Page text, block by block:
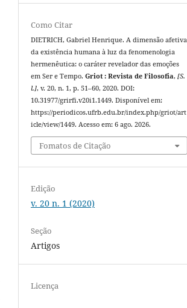
Como Citar
DIETRICH, Gabriel Henrique. A dimensão afetiva
da existência humana à luz da fenomenologia
hermenêutica: o caráter revelador das emoções
em Ser e Tempo.Griot : Revista de Filosofia,[S.
l.], v. 20, n. 1, p. 51–60, 2020. DOI:
10.31977/grirfi.v20i1.1449. Disponível em:
https://periodicos.ufrb.edu.br/index.php/griot/art
icle/view/1449. Acesso em: 6 ago. 2026.
Fomatos de Citação
Edição
v. 20 n. 1 (2020)
Seção
Artigos
Licença